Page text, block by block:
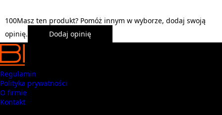
100Masz ten produkt? Pomóż innym w wyborze, dodaj swoją
opinię.
Dodaj opinię
Regulamin
Polityka prywatności
O firmie
Kontakt